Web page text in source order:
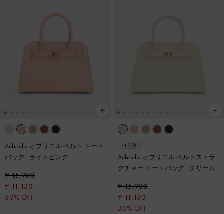
Aubrielle オブリエル ベルト トート
バッグ- ライトピンク
¥ 15,900
¥ 11,130
30% OFF
再入荷
Aubrielle オブリエル ベルトストラ
クチャー トートバッグ- クリーム
¥ 15,900
¥ 11,130
30% OFF